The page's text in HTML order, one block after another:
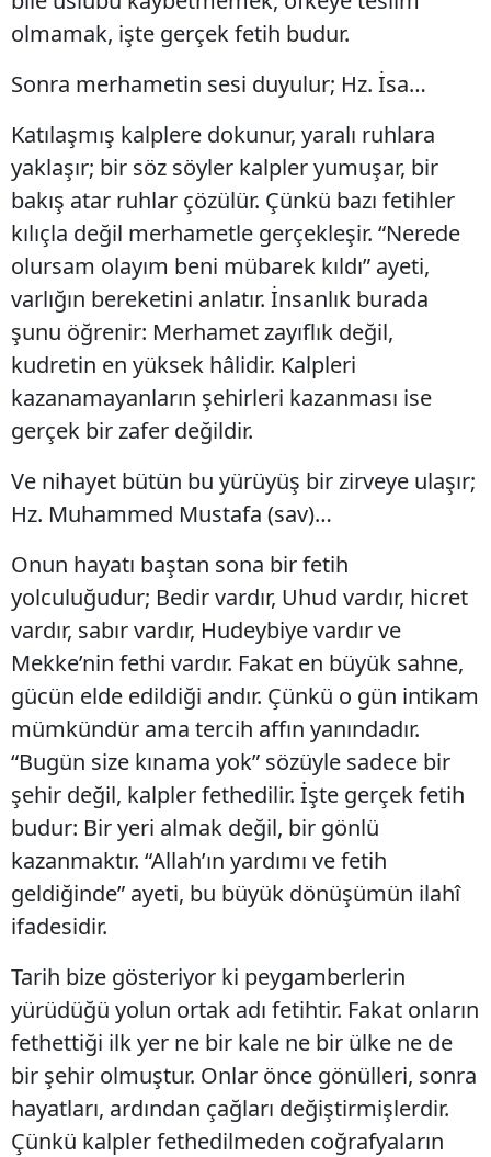
olmamak, işte gerçek fetih budur.
Sonra merhametin sesi duyulur; Hz. İsa…
Katılaşmış kalplere dokunur, yaralı ruhlara
yaklaşır; bir söz söyler kalpler yumuşar, bir
bakış atar ruhlar çözülür. Çünkü bazı fetihler
kılıçla değil merhametle gerçekleşir. “Nerede
olursam olayım beni mübarek kıldı” ayeti,
varlığın bereketini anlatır. İnsanlık burada
şunu öğrenir: Merhamet zayıflık değil,
kudretin en yüksek hâlidir. Kalpleri
kazanamayanların şehirleri kazanması ise
gerçek bir zafer değildir.
Ve nihayet bütün bu yürüyüş bir zirveye ulaşır;
Hz. Muhammed Mustafa (sav)…
Onun hayatı baştan sona bir fetih
yolculuğudur; Bedir vardır, Uhud vardır, hicret
vardır, sabır vardır, Hudeybiye vardır ve
Mekke’nin fethi vardır. Fakat en büyük sahne,
gücün elde edildiği andır. Çünkü o gün intikam
mümkündür ama tercih affın yanındadır.
“Bugün size kınama yok” sözüyle sadece bir
şehir değil, kalpler fethedilir. İşte gerçek fetih
budur: Bir yeri almak değil, bir gönlü
kazanmaktır. “Allah’ın yardımı ve fetih
geldiğinde” ayeti, bu büyük dönüşümün ilahî
ifadesidir.
Tarih bize gösteriyor ki peygamberlerin
yürüdüğü yolun ortak adı fetihtir. Fakat onların
fethettiği ilk yer ne bir kale ne bir ülke ne de
bir şehir olmuştur. Onlar önce gönülleri, sonra
hayatları, ardından çağları değiştirmişlerdir.
Çünkü kalpler fethedilmeden coğrafyaların